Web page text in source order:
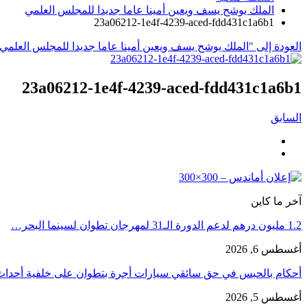
الملك يوشح يسف ويعين أمينا عاما جديدا للمجلس العلمي
23a06212-1e4f-4239-aced-fdd431c1a6b1
العودة إلى "الملك يوشح يسف ويعين أمينا عاما جديدا للمجلس
23a06212-1e4f-4239-aced-fdd431c1a6b1
السابق
آخر ما كاين
1.2 مليون درهم لدعم الدورة الـ31 لمهرجان تطوان لسينما البحر…
أغسطس 6, 2026
أحكام بالحبس في حق سائقي سيارات أجرة بتطوان على خلفية
أغسطس 5, 2026